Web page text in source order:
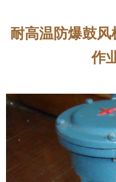
耐高温防爆鼓
作